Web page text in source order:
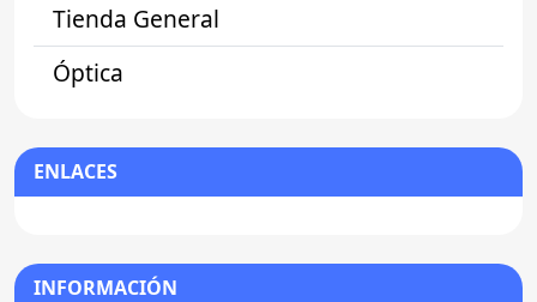
Tienda General
Óptica
ENLACES
INFORMACIÓN